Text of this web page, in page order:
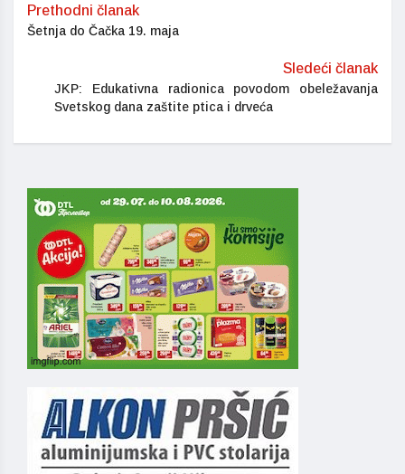
Prethodni članak
Šetnja do Čačka 19. maja
Sledeći članak
JKP: Edukativna radionica povodom obeležavanja
Svetskog dana zaštite ptica i drveća